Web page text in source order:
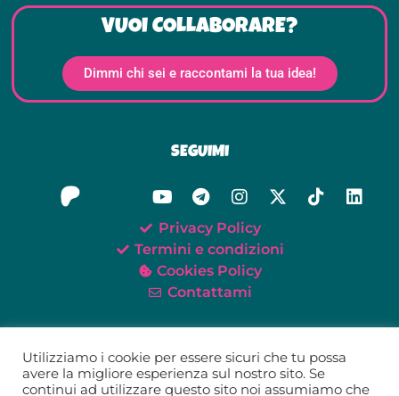
VUOI COLLABORARE?
Dimmi chi sei e raccontami la tua idea!
SEGUIMI
Privacy Policy
Termini e condizioni
Cookies Policy
Contattami
Utilizziamo i cookie per essere sicuri che tu possa
avere la migliore esperienza sul nostro sito. Se
continui ad utilizzare questo sito noi assumiamo che